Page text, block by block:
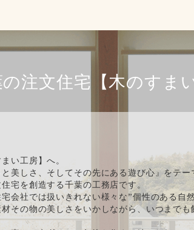
注文住宅【木のすま
い工房】へ。
美しさ、そしてその先にある遊び心』をテ
宅を創造する千葉の工務店です。
会社では扱いきれない様々な”個性のある自
その物の美しさをいかしながら、いつまで